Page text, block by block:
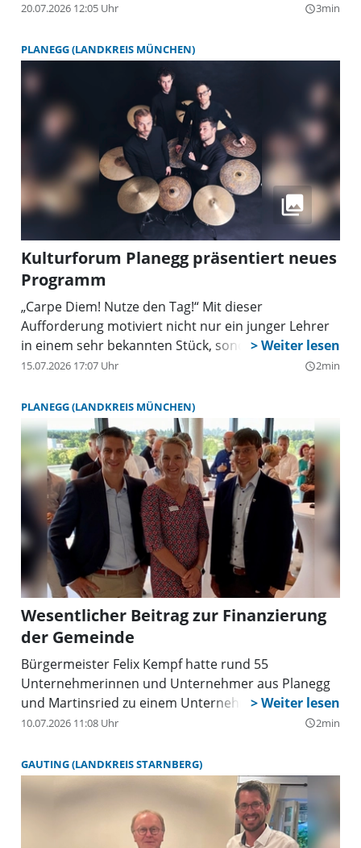
20.07.2026 12:05 Uhr query_builder3min
PLANEGG (LANDKREIS MÜNCHEN)
Kulturforum Planegg präsentiert neues
Programm
„Carpe Diem! Nutze den Tag!“ Mit dieser
Aufforderung motiviert nicht nur ein junger Lehrer
in einem sehr bekannten Stück, sondern lockt auch
das Kulturforum Planegg in der neuen Herbst-
15.07.2026 17:07 Uhr query_builder2min
PLANEGG (LANDKREIS MÜNCHEN)
Wesentlicher Beitrag zur Finanzierung
der Gemeinde
Bürgermeister Felix Kempf hatte rund 55
Unternehmerinnen und Unternehmer aus Planegg
und Martinsried zu einem Unternehmerfrühstück
im Faculty Club am Innovations- und
seiner Begrüßungsrede betonte er, dass er die
guten Kontakte zu den Unternehmen aller Branchen
am Standort pflegen und dafür sorgen möchte, dass
die Wirtschaft in Planegg und Martinsried auch in
Zukunft die Bedingungen vorfindet, die sie benötigt.
10.07.2026 11:08 Uhr query_builder2min
GAUTING (LANDKREIS STARNBERG)